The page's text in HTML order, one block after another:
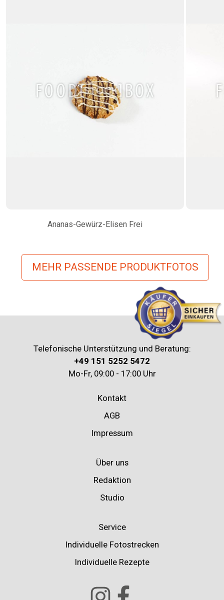
Ananas-Gewürz-Elisen Frei
MEHR PASSENDE PRODUKTFOTOS
Telefonische Unterstützung und Beratung:
+49 151 5252 5472
Mo-Fr, 09:00 - 17:00 Uhr
Kontakt
AGB
Impressum
Über uns
Redaktion
Studio
Service
Individuelle Fotostrecken
Individuelle Rezepte